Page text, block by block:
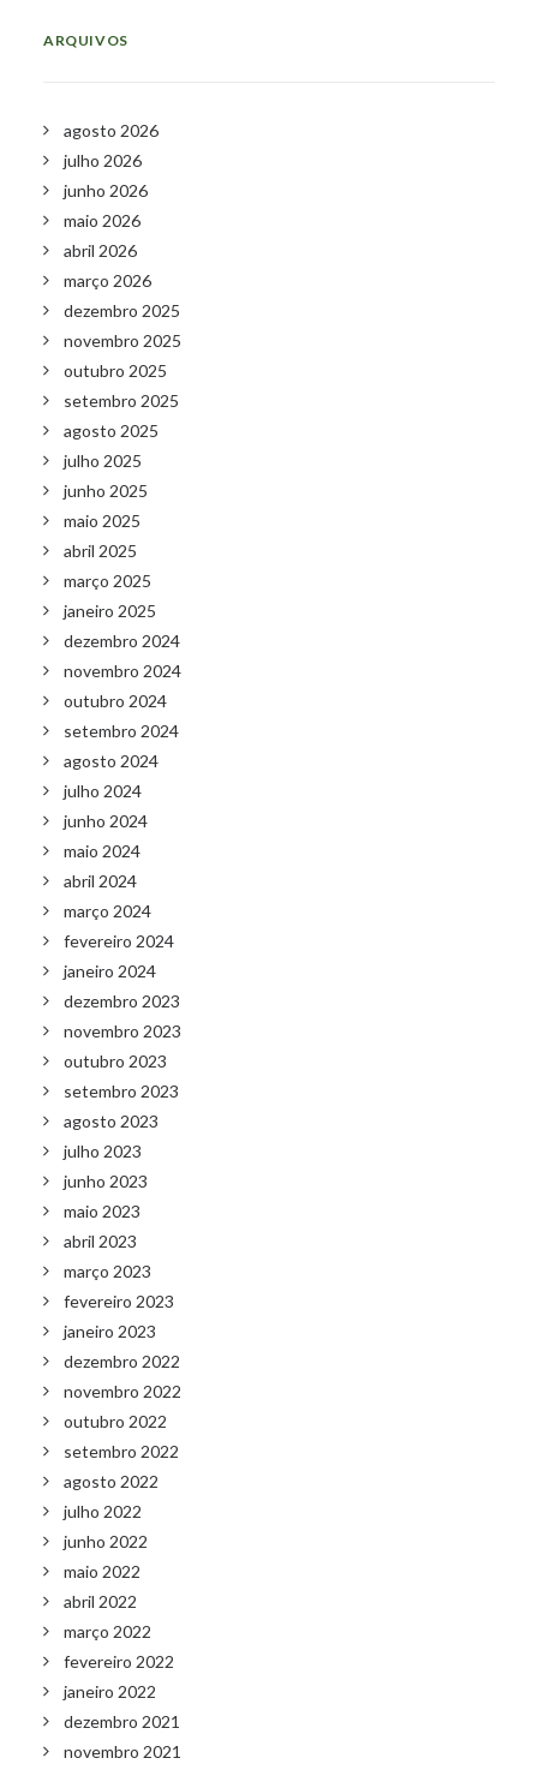
ARQUIVOS
agosto 2026
julho 2026
junho 2026
maio 2026
abril 2026
março 2026
dezembro 2025
novembro 2025
outubro 2025
setembro 2025
agosto 2025
julho 2025
junho 2025
maio 2025
abril 2025
março 2025
janeiro 2025
dezembro 2024
novembro 2024
outubro 2024
setembro 2024
agosto 2024
julho 2024
junho 2024
maio 2024
abril 2024
março 2024
fevereiro 2024
janeiro 2024
dezembro 2023
novembro 2023
outubro 2023
setembro 2023
agosto 2023
julho 2023
junho 2023
maio 2023
abril 2023
março 2023
fevereiro 2023
janeiro 2023
dezembro 2022
novembro 2022
outubro 2022
setembro 2022
agosto 2022
julho 2022
junho 2022
maio 2022
abril 2022
março 2022
fevereiro 2022
janeiro 2022
dezembro 2021
novembro 2021